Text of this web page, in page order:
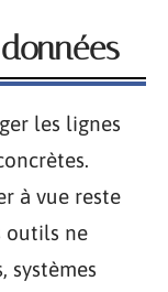
les lignes
à vue reste
outils ne
systèmes